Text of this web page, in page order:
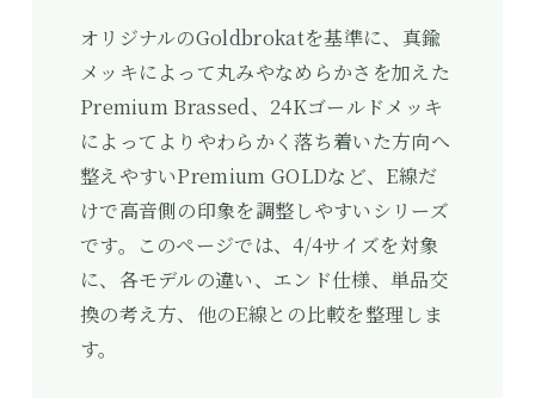
オリジナルのGoldbrokatを基準に、真鍮
メッキによって丸みやなめらかさを加えた
Premium Brassed、24Kゴールドメッキ
によってよりやわらかく落ち着いた方向へ
整えやすいPremium GOLDなど、E線だ
けで高音側の印象を調整しやすいシリーズ
です。このページでは、4/4サイズを対象
に、各モデルの違い、エンド仕様、単品交
換の考え方、他のE線との比較を整理しま
す。